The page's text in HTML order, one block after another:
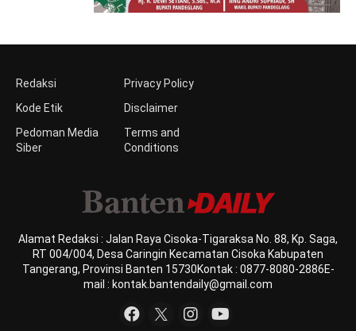
Redaksi
Kode Etik
Pedoman Media
Siber
Privacy Policy
Disclaimer
Terms and
Conditions
Alamat Redaksi : Jalan Raya Cisoka-Tigaraksa No. 88, Kp. Saga,
RT 004/004, Desa Caringin Kecamatan Cisoka Kabupaten
Tangerang, Provinsi Banten 15730Kontak : 0877-8080-2886E-
mail : kontak.bantendaily@gmail.com